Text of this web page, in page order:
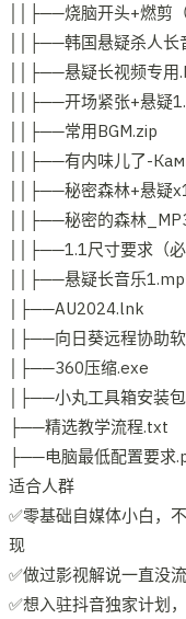
││├──烧脑开头+燃剪
││├──韩国悬疑杀人长
││├──悬疑长视频专用
││├──开场紧张+悬疑
││├──常用BGM.zip
││├──有内味儿了-
││├──秘密森林+悬疑
││├──秘密的森林
││├──1.1尺寸要求（
││├──悬疑长音乐
│├──AU2024.lnk
│├──向日葵远程协助
│├──360压缩.exe
│├──小丸工具箱安装
├──精选教学流程.txt
├──电脑最低配置要求
适合人群
✅零基础自媒体小白，
现
✅做过影视解说一直没
✅想入驻抖音独家计划